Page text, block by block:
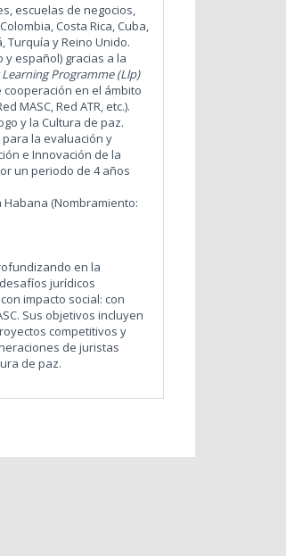
escuelas de negocios,
Costa Rica, Cuba,
Turquía y Reino Unido.
español) gracias a la
Programme (Llp)
en el ámbito
MASC, Red ATR, etc.).
y la Cultura de paz.
la evaluación y
e Innovación de la
un periodo de 4 años
(Nombramiento:
en la
jurídicos
impacto social: con
Sus objetivos incluyen
competitivos y
de juristas
de paz.